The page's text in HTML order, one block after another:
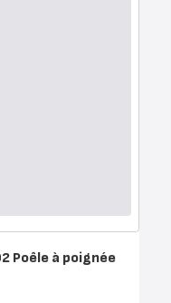
Poêle à poignée